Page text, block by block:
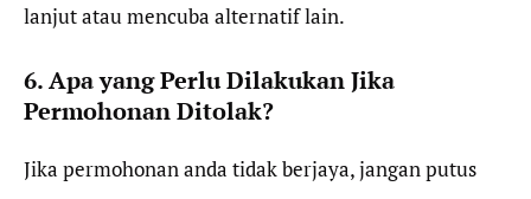
lanjut atau mencuba alternatif lain.
6. Apa yang Perlu Dilakukan Jika
Permohonan Ditolak?
Jika permohonan anda tidak berjaya, jangan putus